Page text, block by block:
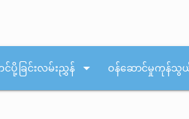
င်ပို့ခြင်းလမ်းညွှန် arrow_drop_down ဝန်ဆောင်မှုကုန်သွ